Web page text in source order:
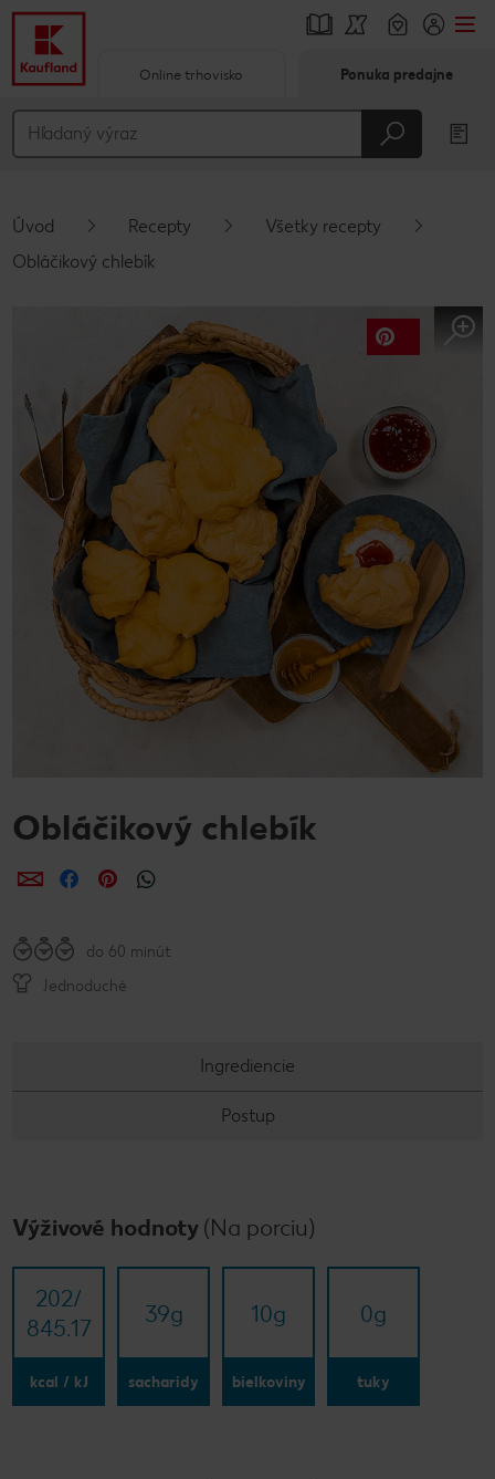
Hlavný obsah
Vyskakovací bočný panel
Online trhovisko Ponuka predajne
Úvod Recepty
Všetky recepty
Obláčikový chlebík
Obláčikový chlebík
ZdieľaťZdieľaťZdieľať
do 60 minút
Jednoduché
Ingrediencie
Postup
Výživové hodnoty (Na porciu)
202/​
845.17
kcal / kJ
39g
sacharidy
10g
bielkoviny
0g
tuky